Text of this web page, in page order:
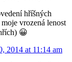
hříšných
vrozená lenost
😀
2014 at 11:14 am